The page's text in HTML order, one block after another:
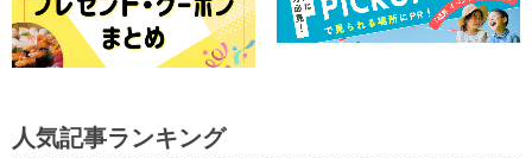
人気記事ランキング